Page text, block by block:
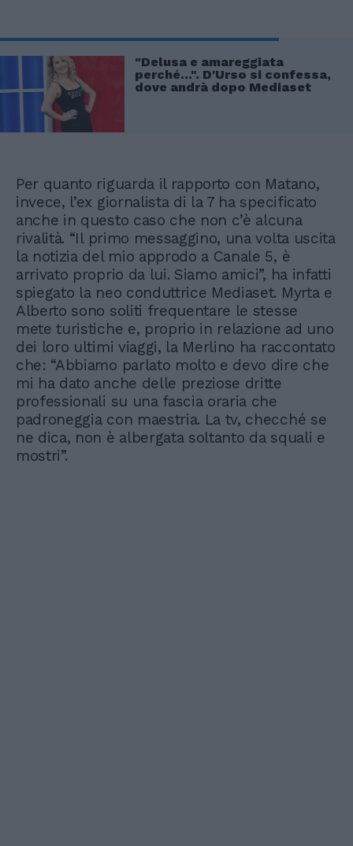
"Delusa e amareggiata
perché...". D'Urso si confessa,
dove andrà dopo Mediaset
Per quanto riguarda il rapporto con Matano,
invece, l’ex giornalista di la 7 ha specificato
anche in questo caso che non c’è alcuna
rivalità. “Il primo messaggino, una volta uscita
la notizia del mio approdo a Canale 5, è
arrivato proprio da lui. Siamo amici”, ha infatti
spiegato la neo conduttrice Mediaset. Myrta e
Alberto sono soliti frequentare le stesse
mete turistiche e, proprio in relazione ad uno
dei loro ultimi viaggi, la Merlino ha raccontato
che: “Abbiamo parlato molto e devo dire che
mi ha dato anche delle preziose dritte
professionali su una fascia oraria che
padroneggia con maestria. La tv, checché se
ne dica, non è albergata soltanto da squali e
mostri”.